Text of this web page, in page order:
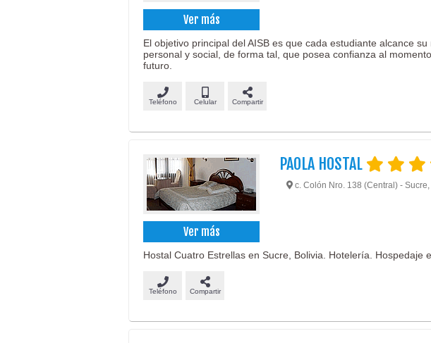
Ver más
El objetivo principal del AISB es que cada estudiante alcance
personal y social, de forma tal, que posea confianza al
futuro.
Teléfono Celular Compartir
Ver más
PAOLA HOSTAL
c. Colón Nro. 138 (Central) - Sucre,
Hostal Cuatro Estrellas en Sucre, Bolivia. Hotelería. Hospedaje
Teléfono Compartir